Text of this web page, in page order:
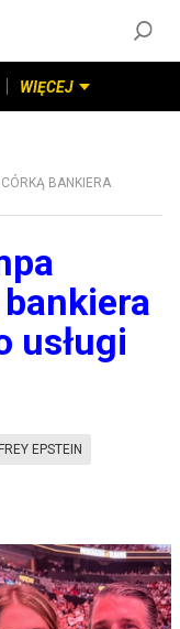
WIĘCEJ
BANKIERA
usługi
EPSTEIN